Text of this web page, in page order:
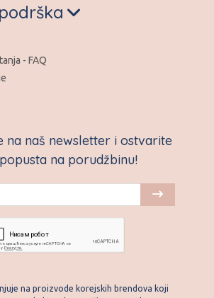
na naš newsletter i ostvarite
na porudžbinu!
na proizvode korejskih brendova koji
- FAQ